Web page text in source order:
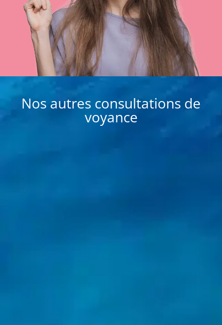
Nos autres consultations de
voyance